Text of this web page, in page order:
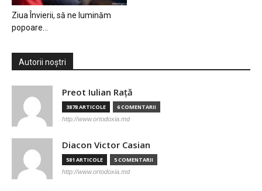
Ziua Învierii, să ne luminăm
popoare…
Autorii noștri
Preot Iulian Raţă
3878 ARTICOLE 6 COMENTARII
http://www.ortodoxia.md
Diacon Victor Casian
581 ARTICOLE 5 COMENTARII
http://www.ortodoxia.md